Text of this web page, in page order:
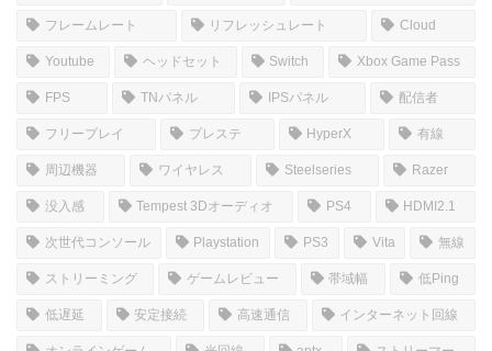
フレームレート リフレッシュレート Cloud
Youtube ヘッドセット Switch Xbox Game Pass
FPS TNパネル IPSパネル 配信者
フリープレイ プレステ HyperX 有線
周辺機器 ワイヤレス Steelseries Razer
没入感 Tempest 3Dオーディオ PS4 HDMI2.1
次世代コンソール Playstation PS3 Vita 無線
ストリーミング ゲームレビュー 帯域幅 低Ping
低遅延 安定接続 高速通信 インターネット回線